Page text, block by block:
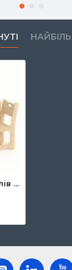
Дитячий набір меблів Комфорт – стіл і два стільці, Tia-sport